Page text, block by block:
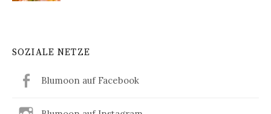
SOZIALE NETZE
Blumoon auf Facebook